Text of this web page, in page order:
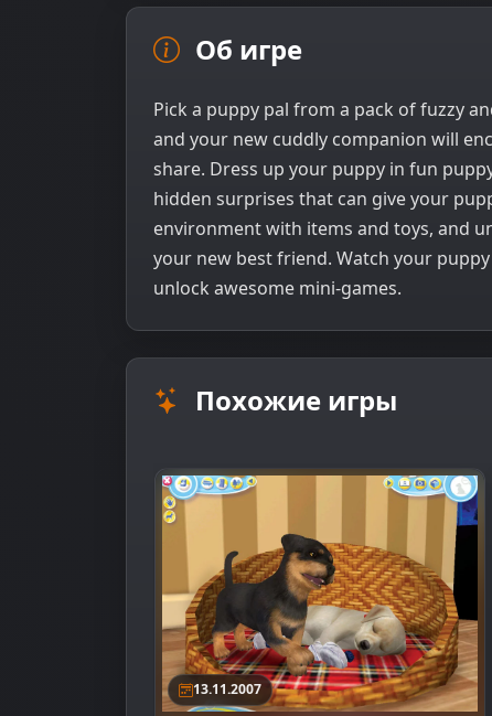
Об игре
Pick a puppy pal from a pack of fuzzy
and your new cuddly companion will
share. Dress up your puppy in fun
hidden surprises that can give your
environment with items and toys, and
your new best friend. Watch your
unlock awesome mini-games.
Похожие игры
13.11.2007